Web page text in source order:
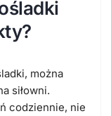
można
siłowni.
codziennie, nie